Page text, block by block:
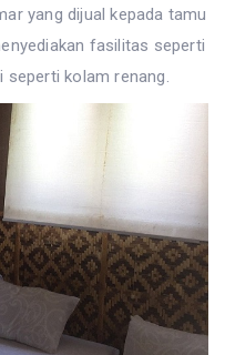
yang dijual kepada tamu
fasilitas seperti
seperti kolam renang.